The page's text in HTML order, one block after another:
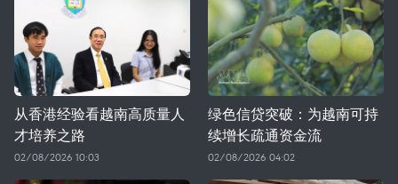
从香港经验看越南高质量人
才培养之路
02/08/2026 10:03
绿色信贷突破：为越南可持
续增长疏通资金流
02/08/2026 04:02